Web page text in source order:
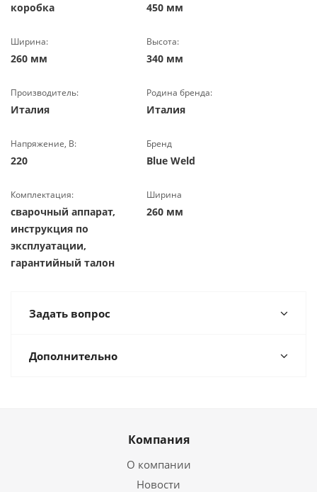
коробка 450 мм
Ширина:
260 мм
Высота:
340 мм
Производитель:
Италия
Родина бренда:
Италия
Напряжение, В:
220
Бренд
Blue Weld
Комплектация:
сварочный аппарат,
инструкция по
эксплуатации,
гарантийный талон
Ширина
260 мм
Задать вопрос
Дополнительно
Компания
О компании
Новости